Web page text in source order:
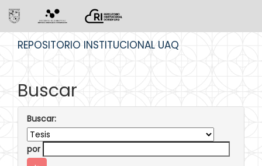
REPOSITORIO INSTITUCIONAL UAQ
Buscar
Buscar:
por